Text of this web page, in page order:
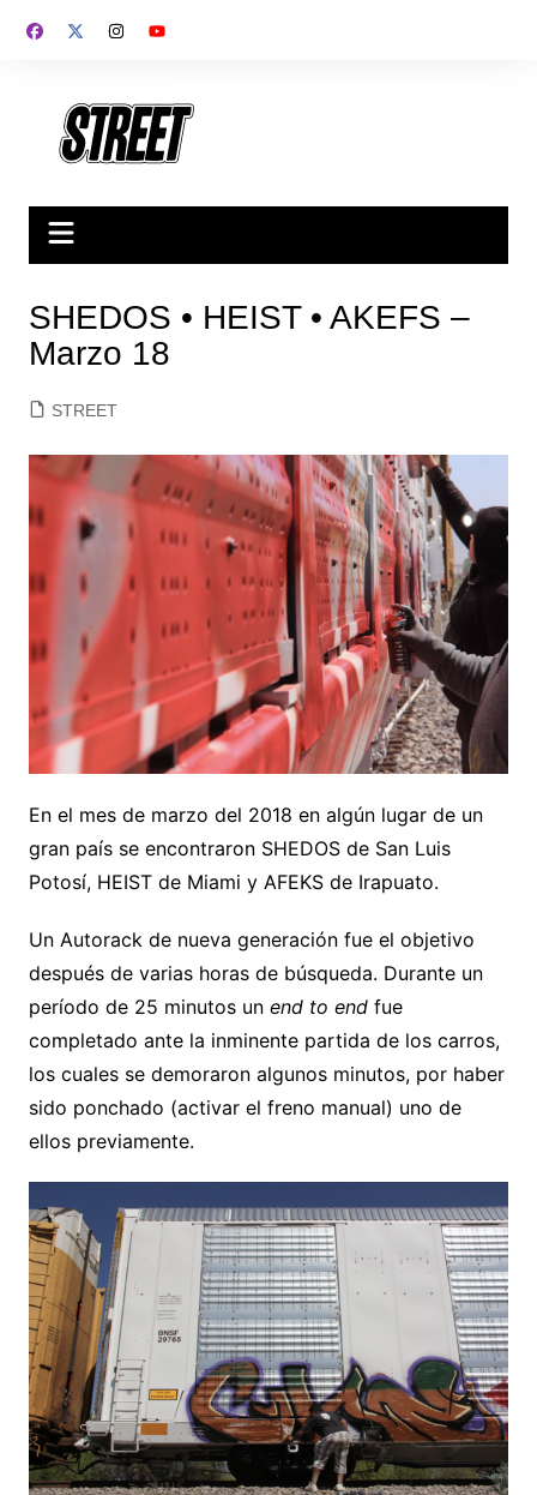
SHEDOS • HEIST • AKEFS –
Marzo 18
STREET
En el mes de marzo del 2018 en algún lugar de un
gran país se encontraron SHEDOS de San Luis
Potosí, HEIST de Miami y AFEKS de Irapuato.
Un Autorack de nueva generación fue el objetivo
después de varias horas de búsqueda. Durante un
período de 25 minutos un end to endfue
completado ante la inminente partida de los carros,
los cuales se demoraron algunos minutos, por haber
sido ponchado (activar el freno manual) uno de
ellos previamente.